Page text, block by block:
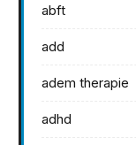
abft
add
adem therapie
adhd